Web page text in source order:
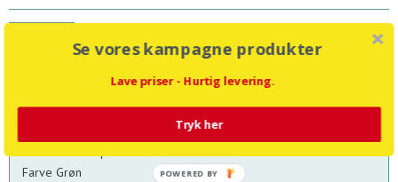
Diameter (nominel) 17,9 mm
Ledere 5
Farve Grøn
Se vores kampagne produkter
Lave priser - Hurtig levering.
Tryk her
POWERED BY